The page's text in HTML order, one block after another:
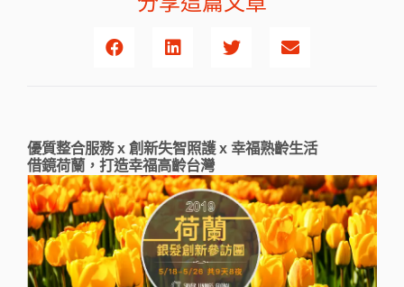
優質整合服務 x 創新失智照護 x 幸福熟齡生活
借鏡荷蘭，打造幸福高齡台灣